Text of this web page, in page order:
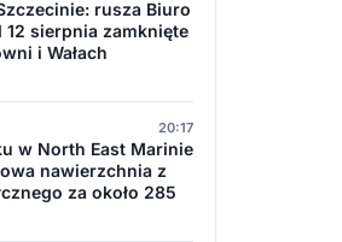
rusza Biuro
12 sierpnia zamknięte
i Wałach
20:17
w North East Marinie
nawierzchnia z
za około 285